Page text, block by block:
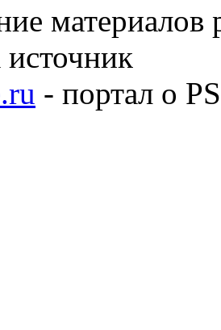
материалов
- портал о